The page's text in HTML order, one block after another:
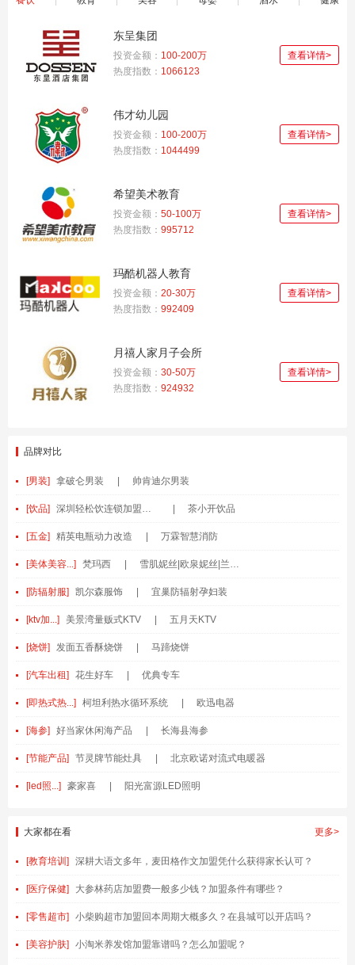
东呈集团
投资金额： 100-200万
热度指数： 1066123
查看详情>
伟才幼儿园
投资金额： 100-200万
热度指数： 1044499
查看详情>
希望美术教育
投资金额： 50-100万
热度指数： 995712
查看详情>
玛酷机器人教育
投资金额： 20-30万
热度指数： 992409
查看详情>
月禧人家月子会所
投资金额： 30-50万
热度指数： 924932
查看详情>
品牌对比
[男装] 拿破仑男装 帅肯迪尔男装
[饮品] 深圳轻松饮连锁加盟品牌 茶小开饮品
[五金] 精英电瓶动力改造 万霖智慧消防
[美体美容...] 梵玛西 雪肌妮丝|欧泉妮丝|兰黛之谜|艾斯欧迪|
[防辐射服] 凯尔森服饰 宜巢防辐射孕妇装
[ktv加...] 美景湾量贩式KTV 五月天KTV
[烧饼] 发面五香酥烧饼 马蹄烧饼
[汽车出租] 花生好车 优典专车
[即热式热...] 柯坦利热水循环系统 欧迅电器
[海参] 好当家休闲海产品 长海县海参
[节能产品] 节灵牌节能灶具 北京欧诺对流式电暖器
[led照...] 豪家喜 阳光富源LED照明
大家都在看 更多>
[教育培训] 深耕大语文多年，麦田格作文加盟凭什么获得家长认可？
[医疗保健] 大参林药店加盟费一般多少钱？加盟条件有哪些？
[零售超市] 小柴购超市加盟回本周期大概多久？在县城可以开店吗？
[美容护肤] 小淘米养发馆加盟靠谱吗？怎么加盟呢？